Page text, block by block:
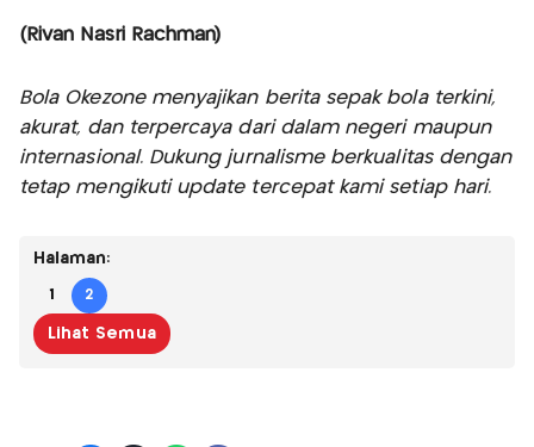
(Rivan Nasri Rachman)
Bola Okezone menyajikan berita sepak bola terkini,
akurat, dan terpercaya dari dalam negeri maupun
internasional. Dukung jurnalisme berkualitas dengan
tetap mengikuti update tercepat kami setiap hari.
Halaman:
1 2
Lihat Semua